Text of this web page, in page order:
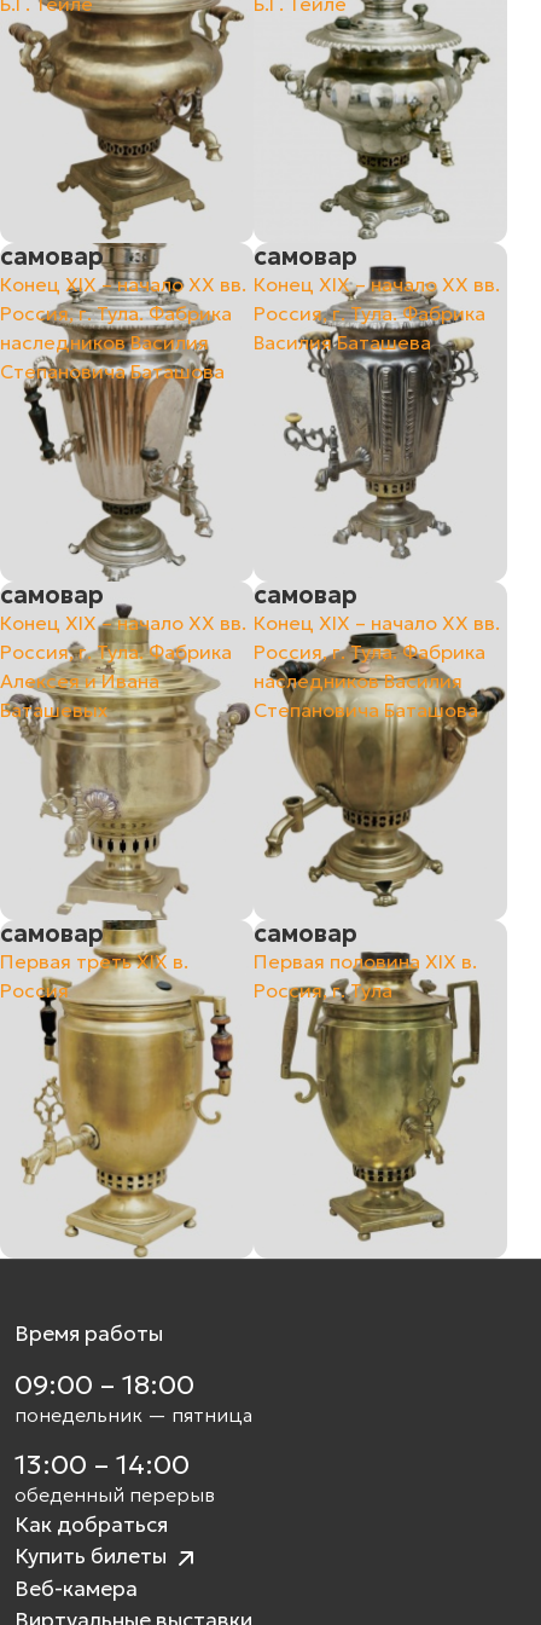
самовар
Конец ХIХ – начало ХХ вв.
Россия, г. Тула. Фабрика
наследников Василия
Степановича Баташова
самовар
Конец ХIХ – начало ХХ вв.
Россия, г. Тула. Фабрика
Василия Баташева
самовар
Конец ХIХ – начало ХХ вв.
Россия, г. Тула. Фабрика
Алексея и Ивана
Баташевых
самовар
Конец ХIХ – начало ХХ вв.
Россия, г. Тула. Фабрика
наследников Василия
Степановича Баташова
самовар
Первая треть ХIХ в.
Россия
самовар
Первая половина ХIХ в.
Россия, г. Тула
Время работы
09:00 – 18:00
понедельник — пятница
13:00 – 14:00
обеденный перерыв
Как добраться
Купить билеты
Веб-камера